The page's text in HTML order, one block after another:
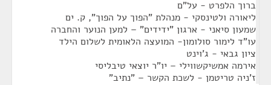
ברוך הלפרט - על"ם
ליאורה ולטינסקי - מנהלת "הפוך על הפוך", ק. ים
שמעון סיאני - ארגון "ידידים" – למען הנוער והחברה
עו"ד לימור סולומון- המועצה הלאומית לשלום הילד
ציון גבאי - ג'וינט
אירמה אמשיקשווילי – יו"ר יוצאי טיבליסי
ז'ניה טריטמן - לשכת הקשר – "נתיב"